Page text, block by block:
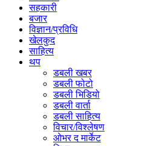
सहकारी
बजार
विज्ञान/प्रविधि
खेलकुद
साहित्य
थप
डबली खबर
डबली फोटो
डबली भिडियो
डबली वार्ता
डबली साहित्य
विचार/विश्‍लेषण
ओभर द मार्केट